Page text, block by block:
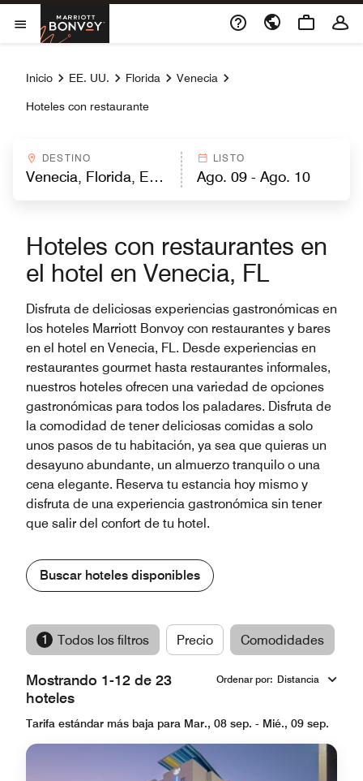
Skip to Content
Abrir el menú
Marriott Bonvoy
Inicio EE. UU. Florida Venecia
Hoteles con restaurante
DESTINO LISTO
Hoteles con restaurantes en
el hotel en Venecia, FL
Disfruta de deliciosas experiencias gastronómicas en
los hoteles Marriott Bonvoy con restaurantes y bares
en el hotel en Venecia, FL. Desde experiencias en
restaurantes gourmet hasta restaurantes informales,
nuestros hoteles ofrecen una variedad de opciones
gastronómicas para todos los paladares. Disfruta de
la comodidad de tener deliciosas comidas a solo
unos pasos de tu habitación, ya sea que quieras un
desayuno abundante, un almuerzo tranquilo o una
cena elegante. Reserva tu estancia hoy mismo y
disfruta de una experiencia gastronómica sin tener
que salir del confort de tu hotel.
Buscar hoteles disponibles
1 Todos los filtros Precio Comodidades
Mostrando 1-12 de 23
hoteles
Ordenar por: Distancia
Tarifa estándar más baja para Mar., 08 sep. - Mié., 09 sep.